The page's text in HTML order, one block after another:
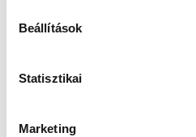
Beállítások
Statisztikai
Marketing
Tűz van a